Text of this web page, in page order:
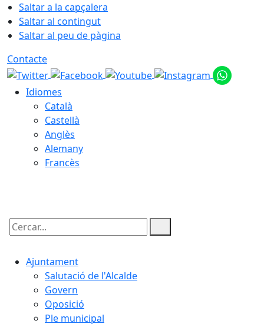
Saltar a la capçalera
Saltar al contingut
Saltar al peu de pàgina
Contacte
Idiomes
Català
Castellà
Anglès
Alemany
Francès
Cercar:
Ajuntament
Salutació de l'Alcalde
Govern
Oposició
Ple municipal